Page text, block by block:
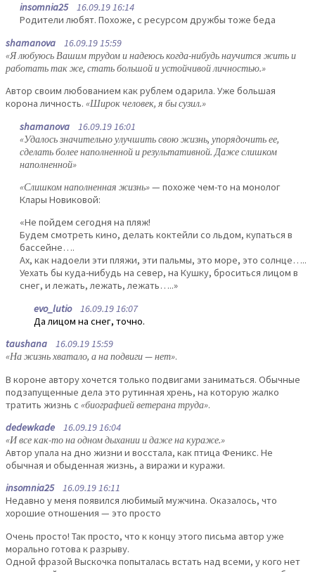
insomnia2516.09.19 16:14
Родители любят. Похоже, с ресурсом дружбы тоже беда
shamanova 16.09.19 15:59
«Я любуюсь Вашим трудом и надеюсь когда-нибудь научится жить и
работать так же, стать большой и устойчивой личностью.»
Автор своим любованием как рублем одарила. Уже большая
корона личность. «Широк человек, я бы сузил.»
shamanova 16.09.19 16:01
«Удалось значительно улучшить свою жизнь, упорядочить ее,
сделать более наполненной и результативной. Даже слишком
наполненной»
«Слишком наполненная жизнь»— похоже чем-то на монолог
Клары Новиковой:
«Не пойдем сегодня на пляж!
Будем смотреть кино, делать коктейли со льдом, купаться в
бассейне….
Ах, как надоели эти пляжи, эти пальмы, это море, это солнце…..
Уехать бы куда-нибудь на север, на Кушку, броситься лицом в
снег, и лежать, лежать, лежать…..»
evo_lutio16.09.19 16:07
Да лицом на снег, точно.
taushana 16.09.19 15:59
«На жизнь хватало, а на подвиги — нет».
В короне автору хочется только подвигами заниматься. Обычные
подзапущенные дела это рутинная хрень, на которую жалко
тратить жизнь с «биографией ветерана труда».
dedewkade 16.09.19 16:04
«И все как-то на одном дыхании и даже на кураже.»
Автор упала на дно жизни и восстала, как птица Феникс. Не
обычная и обыденная жизнь, а виражи и куражи.
insomnia2516.09.19 16:11
Недавно у меня появился любимый мужчина. Оказалось, что
хорошие отношения — это просто
Очень просто! Так просто, что к концу этого письма автор уже
морально готова к разрыву.
Одной фразой Выскочка попыталась встать над всеми, у кого нет